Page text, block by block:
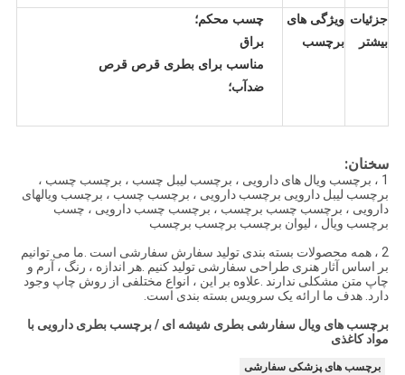
جزئیات
بیشتر
ویژگی های
برچسب
چسب محکم؛
براق
مناسب برای بطری قرص قرص
ضدآب؛
سخنان:
1 ، برچسب ویال های دارویی ، برچسب لیبل چسب ، برچسب چسب ،
برچسب لیبل دارویی برچسب دارویی ، برچسب چسب ، برچسب ویالهای
دارویی ، برچسب چسب برچسب ، برچسب چسب دارویی ، چسب
برچسب ویال ، لیوان برچسب برچسب برچسب
2 ، همه محصولات بسته بندی تولید سفارش سفارشی است .ما می توانیم
بر اساس آثار هنری طراحی سفارشی تولید کنیم .هر اندازه ، رنگ ، آرم و
چاپ متن مشکلی ندارند .علاوه بر این ، انواع مختلفی از روش چاپ وجود
دارد. هدف ما ارائه یک سرویس بسته بندی است.
برچسب های ویال سفارشی بطری شیشه ای / برچسب بطری دارویی با
مواد کاغذی
برچسب های پزشکی سفارشی